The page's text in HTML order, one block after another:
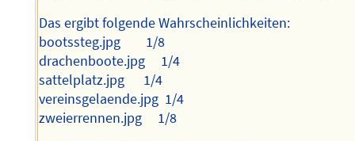
Das ergibt folgende Wahrscheinlichkeiten:
bootssteg.jpg 1/8
drachenboote.jpg 1/4
sattelplatz.jpg 1/4
vereinsgelaende.jpg 1/4
zweierrennen.jpg 1/8